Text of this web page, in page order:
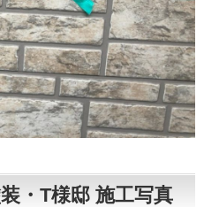
・T様邸 施工写真